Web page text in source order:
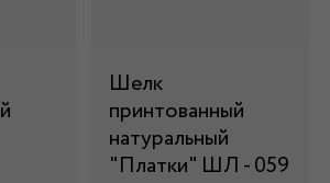
Шелк
принтованный
натуральный
"Платки" ШЛ - 059